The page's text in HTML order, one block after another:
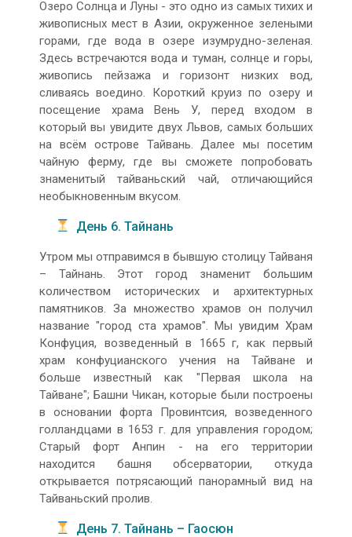
Озеро Солнца и Луны - это одно из самых тихих и
живописных мест в Азии, окруженное зелеными
горами, где вода в озере изумрудно-зеленая.
Здесь встречаются вода и туман, солнце и горы,
живопись пейзажа и горизонт низких вод,
сливаясь воедино. Короткий круиз по озеру и
посещение храма Вень У, перед входом в
который вы увидите двух Львов, самых больших
на всём острове Тайвань. Далее мы посетим
чайную ферму, где вы сможете попробовать
знаменитый тайваньский чай, отличающийся
необыкновенным вкусом.
День 6. Тайнань
Утром мы отправимся в бывшую столицу Тайваня
– Тайнань. Этот город знаменит большим
количеством исторических и архитектурных
памятников. За множество храмов он получил
название "город ста храмов". Мы увидим Храм
Конфуция, возведенный в 1665 г, как первый
храм конфуцианского учения на Тайване и
больше известный как "Первая школа на
Тайване"; Башни Чикан, которые были построены
в основании форта Провинтсия, возведенного
голландцами в 1653 г. для управления городом;
Старый форт Анпин - на его территории
находится башня обсерватории, откуда
открывается потрясающий панорамный вид на
Тайваньский пролив.
День 7. Тайнань – Гаосюн